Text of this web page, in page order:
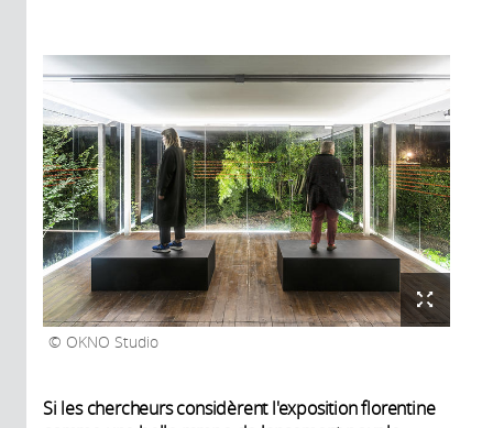
OKNO Studio
Si les chercheurs considèrent l'exposition florentine